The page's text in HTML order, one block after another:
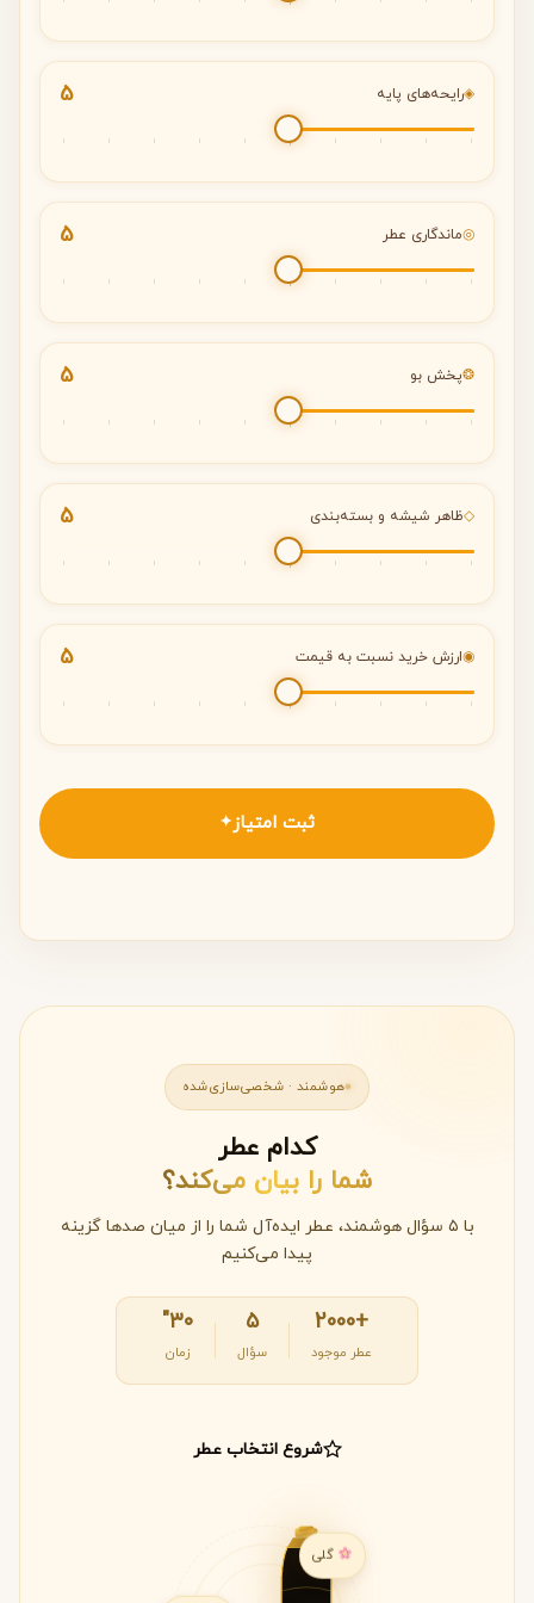
◈رایحه‌های پایه 5
◎ماندگاری عطر 5
❂پخش بو 5
◇ظاهر شیشه و بسته‌بندی 5
◉ارزش خرید نسبت به قیمت 5
ثبت امتیاز ✦
هوشمند · شخصی‌سازی‌شده
کدام عطر
شما را بیان می‌کند؟
با ۵ سؤال هوشمند، عطر ایده‌آل شما را از میان صدها گزینه
پیدا می‌کنیم
+2000
عطر موجود
۵
سؤال
۳۰"
زمان
شروع انتخاب عطر
گلی